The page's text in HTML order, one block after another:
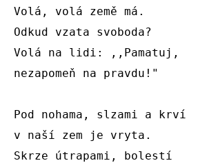
Volá, volá země má.
Odkud vzata svoboda?
Volá na lidi: ,,Pamatuj,
nezapomeň na pravdu!"
Pod nohama, slzami a krví
v naší zem je vryta.
Skrze útrapami, bolestí